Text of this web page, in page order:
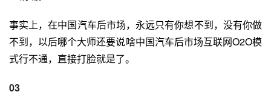
事实上，在中国汽车后市场，永远只有你想不到，没有你做
不到，以后哪个大师还要说啥中国汽车后市场互联网O2O模
式行不通，直接打脸就是了。
03